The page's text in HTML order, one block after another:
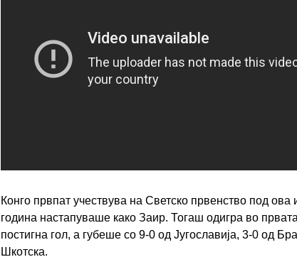
Конго првпат учествува на Светско првенство под ова
година настапуваше како Заир. Тогаш одигра во
постигна гол, а губеше со 9-0 од Југославија, 3-0 од
Шкотска.